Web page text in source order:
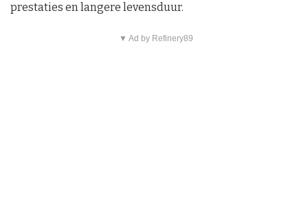
prestaties en langere levensduur.
▼ Ad by Refinery89